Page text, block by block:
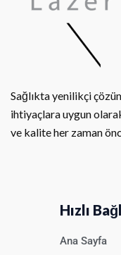
Sağlıkta yenilikçi
ihtiyaçlara uygun
ve kalite her zaman
Hızlı
Ana Sayfa